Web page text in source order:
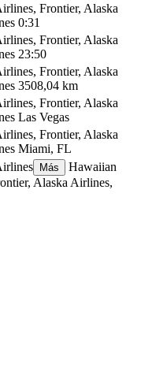
Frontier, Alaska
0:31
Frontier, Alaska
23:50
Frontier, Alaska
3508,04 km
Frontier, Alaska
Las Vegas
Frontier, Alaska
Miami, FL
Más
Hawaiian
Alaska Airlines,